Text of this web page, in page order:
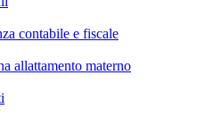
contabile e fiscale
allattamento materno